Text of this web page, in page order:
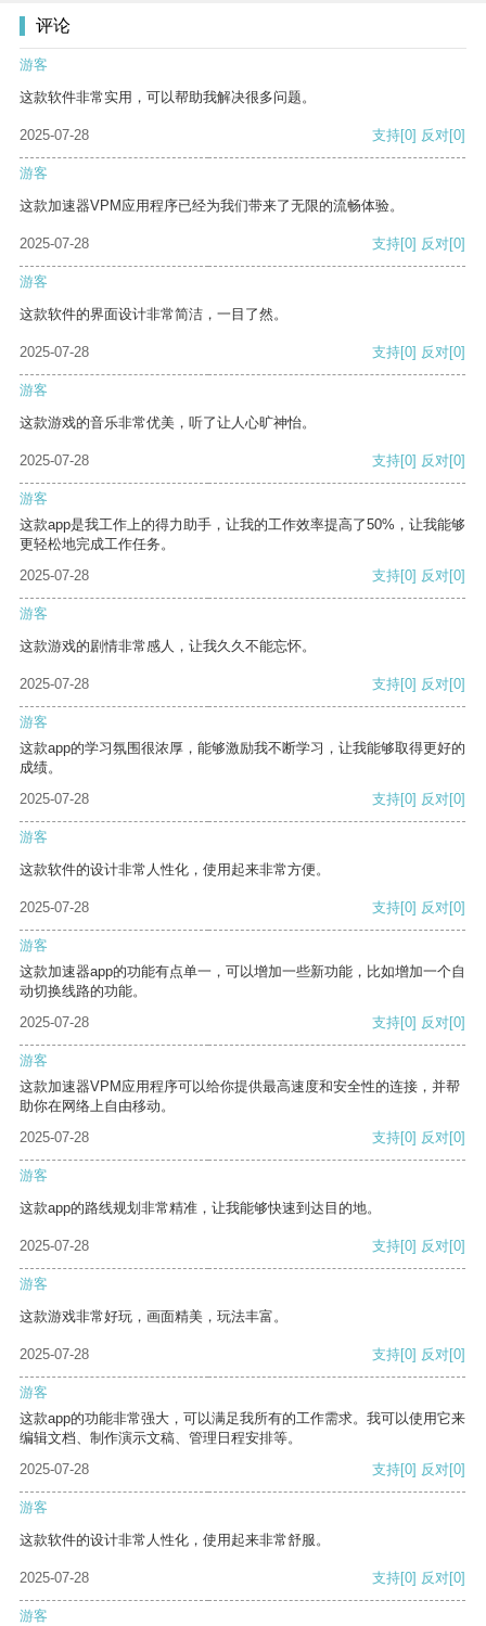
评论
游客
这款软件非常实用，可以帮助我解决很多问题。
2025-07-28 支持[0] 反对[0]
游客
这款加速器VPM应用程序已经为我们带来了无限的流畅体验。
2025-07-28 支持[0] 反对[0]
游客
这款软件的界面设计非常简洁，一目了然。
2025-07-28 支持[0] 反对[0]
游客
这款游戏的音乐非常优美，听了让人心旷神怡。
2025-07-28 支持[0] 反对[0]
游客
这款app是我工作上的得力助手，让我的工作效率提高了50%，让我能够
更轻松地完成工作任务。
2025-07-28
支持[0] 反对[0]
游客
这款游戏的剧情非常感人，让我久久不能忘怀。
2025-07-28 支持[0] 反对[0]
游客
这款app的学习氛围很浓厚，能够激励我不断学习，让我能够取得更好的
成绩。
2025-07-28
支持[0] 反对[0]
游客
这款软件的设计非常人性化，使用起来非常方便。
2025-07-28 支持[0] 反对[0]
游客
这款加速器app的功能有点单一，可以增加一些新功能，比如增加一个自
动切换线路的功能。
2025-07-28
支持[0] 反对[0]
游客
这款加速器VPM应用程序可以给你提供最高速度和安全性的连接，并帮
助你在网络上自由移动。
2025-07-28
支持[0] 反对[0]
游客
这款app的路线规划非常精准，让我能够快速到达目的地。
2025-07-28 支持[0] 反对[0]
游客
这款游戏非常好玩，画面精美，玩法丰富。
2025-07-28 支持[0] 反对[0]
游客
这款app的功能非常强大，可以满足我所有的工作需求。我可以使用它来
编辑文档、制作演示文稿、管理日程安排等。
2025-07-28
支持[0] 反对[0]
游客
这款软件的设计非常人性化，使用起来非常舒服。
2025-07-28 支持[0] 反对[0]
游客